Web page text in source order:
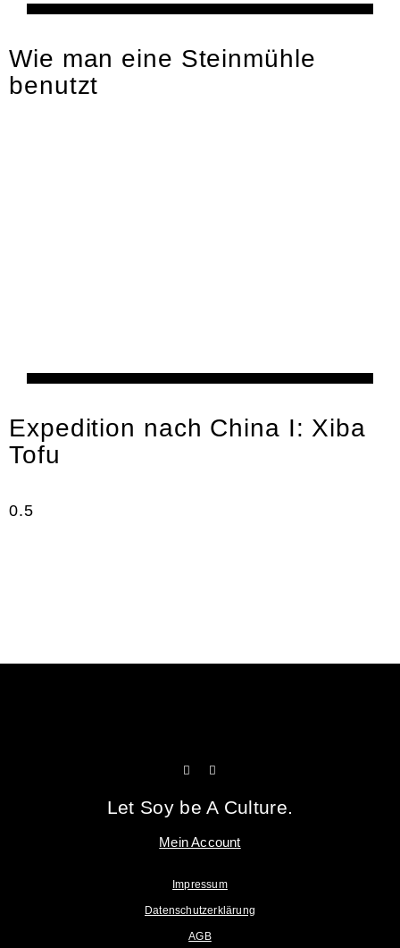
Wie man eine Steinmühle
benutzt
Expedition nach China I: Xiba
Tofu
Let Soy be A Culture.
Mein Account
Impressum
Datenschutzerklärung
AGB